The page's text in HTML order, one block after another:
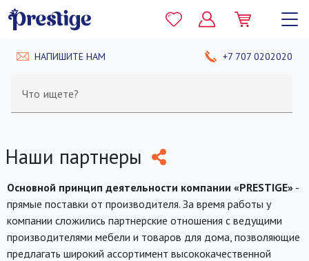
НАПИШИТЕ НАМ +7 707 0202020
Что ищете?
Наши партнеры
Основной принцип деятельности компании «PRESTIGE» -
прямые поставки от производителя. За время работы у
компании сложились партнерские отношения с ведущими
производителями мебели и товаров для дома, позволяющие
предлагать широкий ассортимент высококачественной